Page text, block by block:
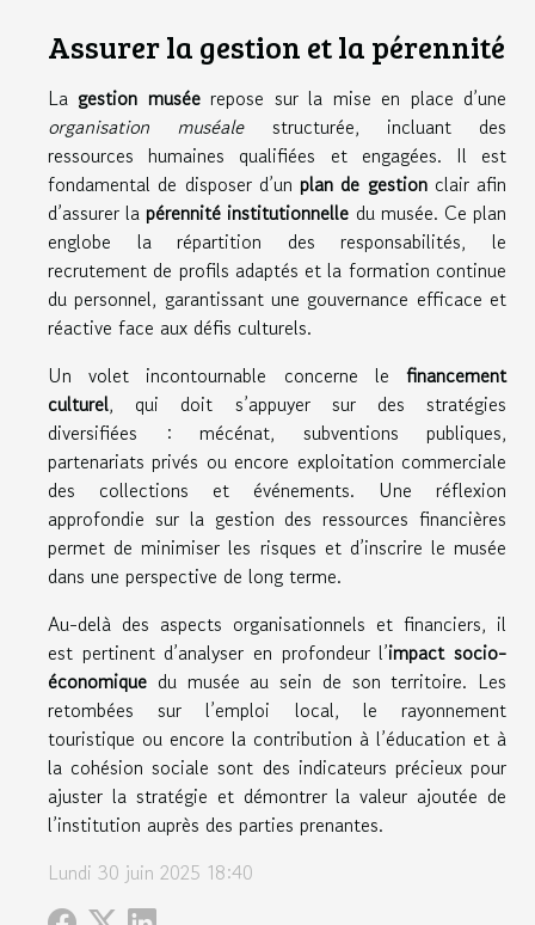
Assurer la gestion et la pérennité
La gestion muséerepose sur la mise en place d’une
organisation muséalestructurée, incluant des
ressources humaines qualifiées et engagées. Il est
fondamental de disposer d’un plan de gestionclair afin
d’assurer la pérennité institutionnelle du musée. Ce plan
englobe la répartition des responsabilités, le
recrutement de profils adaptés et la formation continue
du personnel, garantissant une gouvernance efficace et
réactive face aux défis culturels.
Un volet incontournable concerne le financement
culturel, qui doit s’appuyer sur des stratégies
diversifiées : mécénat, subventions publiques,
partenariats privés ou encore exploitation commerciale
des collections et événements. Une réflexion
approfondie sur la gestion des ressources financières
permet de minimiser les risques et d’inscrire le musée
dans une perspective de long terme.
Au-delà des aspects organisationnels et financiers, il
est pertinent d’analyser en profondeur l’impact socio-
économique du musée au sein de son territoire. Les
retombées sur l’emploi local, le rayonnement
touristique ou encore la contribution à l’éducation et à
la cohésion sociale sont des indicateurs précieux pour
ajuster la stratégie et démontrer la valeur ajoutée de
l’institution auprès des parties prenantes.
Lundi 30 juin 2025 18:40